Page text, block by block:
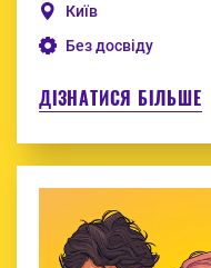
Київ
Без досвіду
ДІЗНАТИСЯ БІЛЬШЕ